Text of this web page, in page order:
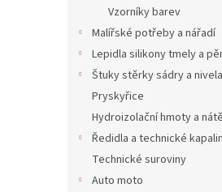
Vzorníky barev
Malířské potřeby a nářadí
Lepidla silikony tmely a
Štuky stěrky sádry a
Pryskyřice
Hydroizolační hmoty a
Ředidla a technické
Technické suroviny
Auto moto